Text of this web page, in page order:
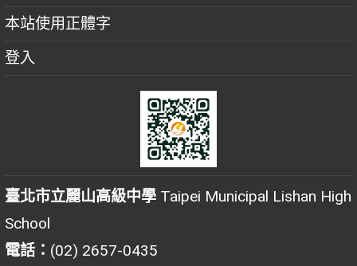
本站使用正體字
登入
臺北市立麗山高級中學 Taipei Municipal Lishan High
School
電話： (02) 2657-0435